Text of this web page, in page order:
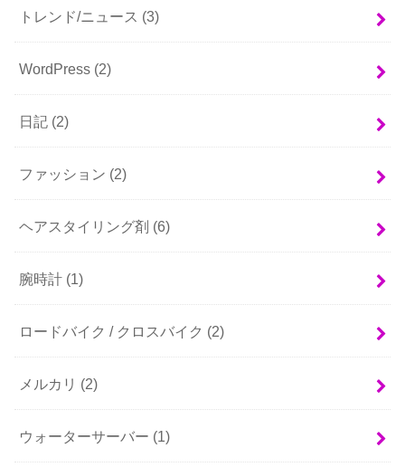
トレンド/ニュース (3)
WordPress (2)
日記 (2)
ファッション (2)
ヘアスタイリング剤 (6)
腕時計 (1)
ロードバイク / クロスバイク (2)
メルカリ (2)
ウォーターサーバー (1)